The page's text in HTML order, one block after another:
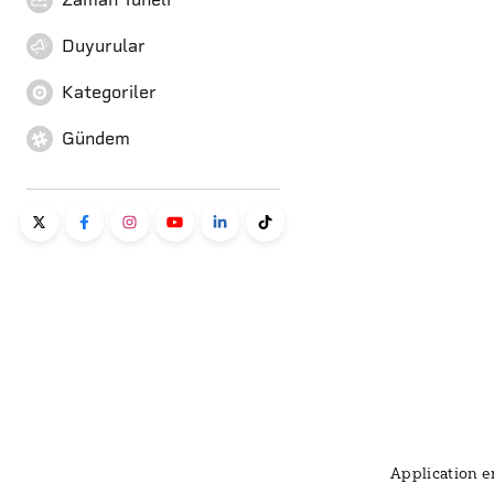
Duyurular
Kategoriler
Gündem
Application